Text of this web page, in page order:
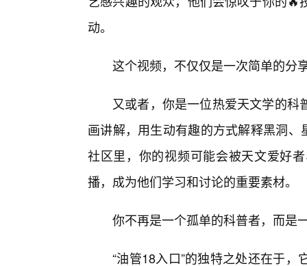
动。
这个视频，不仅仅是一次简单的分
又或者，你是一位热爱天文学的
画讲解，用生动有趣的方式解释黑洞、
社区里，你的视频可能会被天文爱好
播，成为他们学习和讨论的重要素材。
你不再是一个孤单的科普者，而是
“油管18入口”的独特之处还在于